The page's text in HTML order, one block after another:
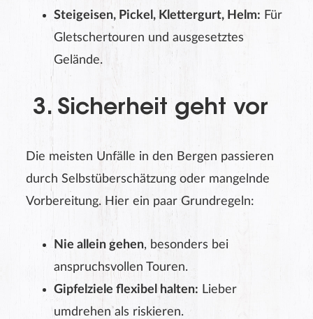
Steigeisen, Pickel, Klettergurt, Helm: Für
Gletschertouren und ausgesetztes
Gelände.
3. Sicherheit geht vor
Die meisten Unfälle in den Bergen passieren
durch Selbstüberschätzung oder mangelnde
Vorbereitung. Hier ein paar Grundregeln:
Nie allein gehen, besonders bei
anspruchsvollen Touren.
Gipfelziele flexibel halten: Lieber
umdrehen als riskieren.